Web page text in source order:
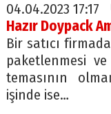
04.04.2023
Hazır Doypack
Bir satıcı
paketlenmesi
temasının
işinde ise…